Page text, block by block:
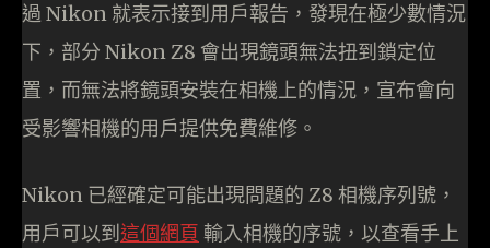
過 Nikon 就表示接到用戶報告，發現在極少數情況
下，部分 Nikon Z8 會出現鏡頭無法扭到鎖定位
置，而無法將鏡頭安裝在相機上的情況，宣布會向
受影響相機的用戶提供免費維修。
Nikon 已經確定可能出現問題的 Z8 相機序列號，
用戶可以到 這個網頁 輸入相機的序號，以查看手上